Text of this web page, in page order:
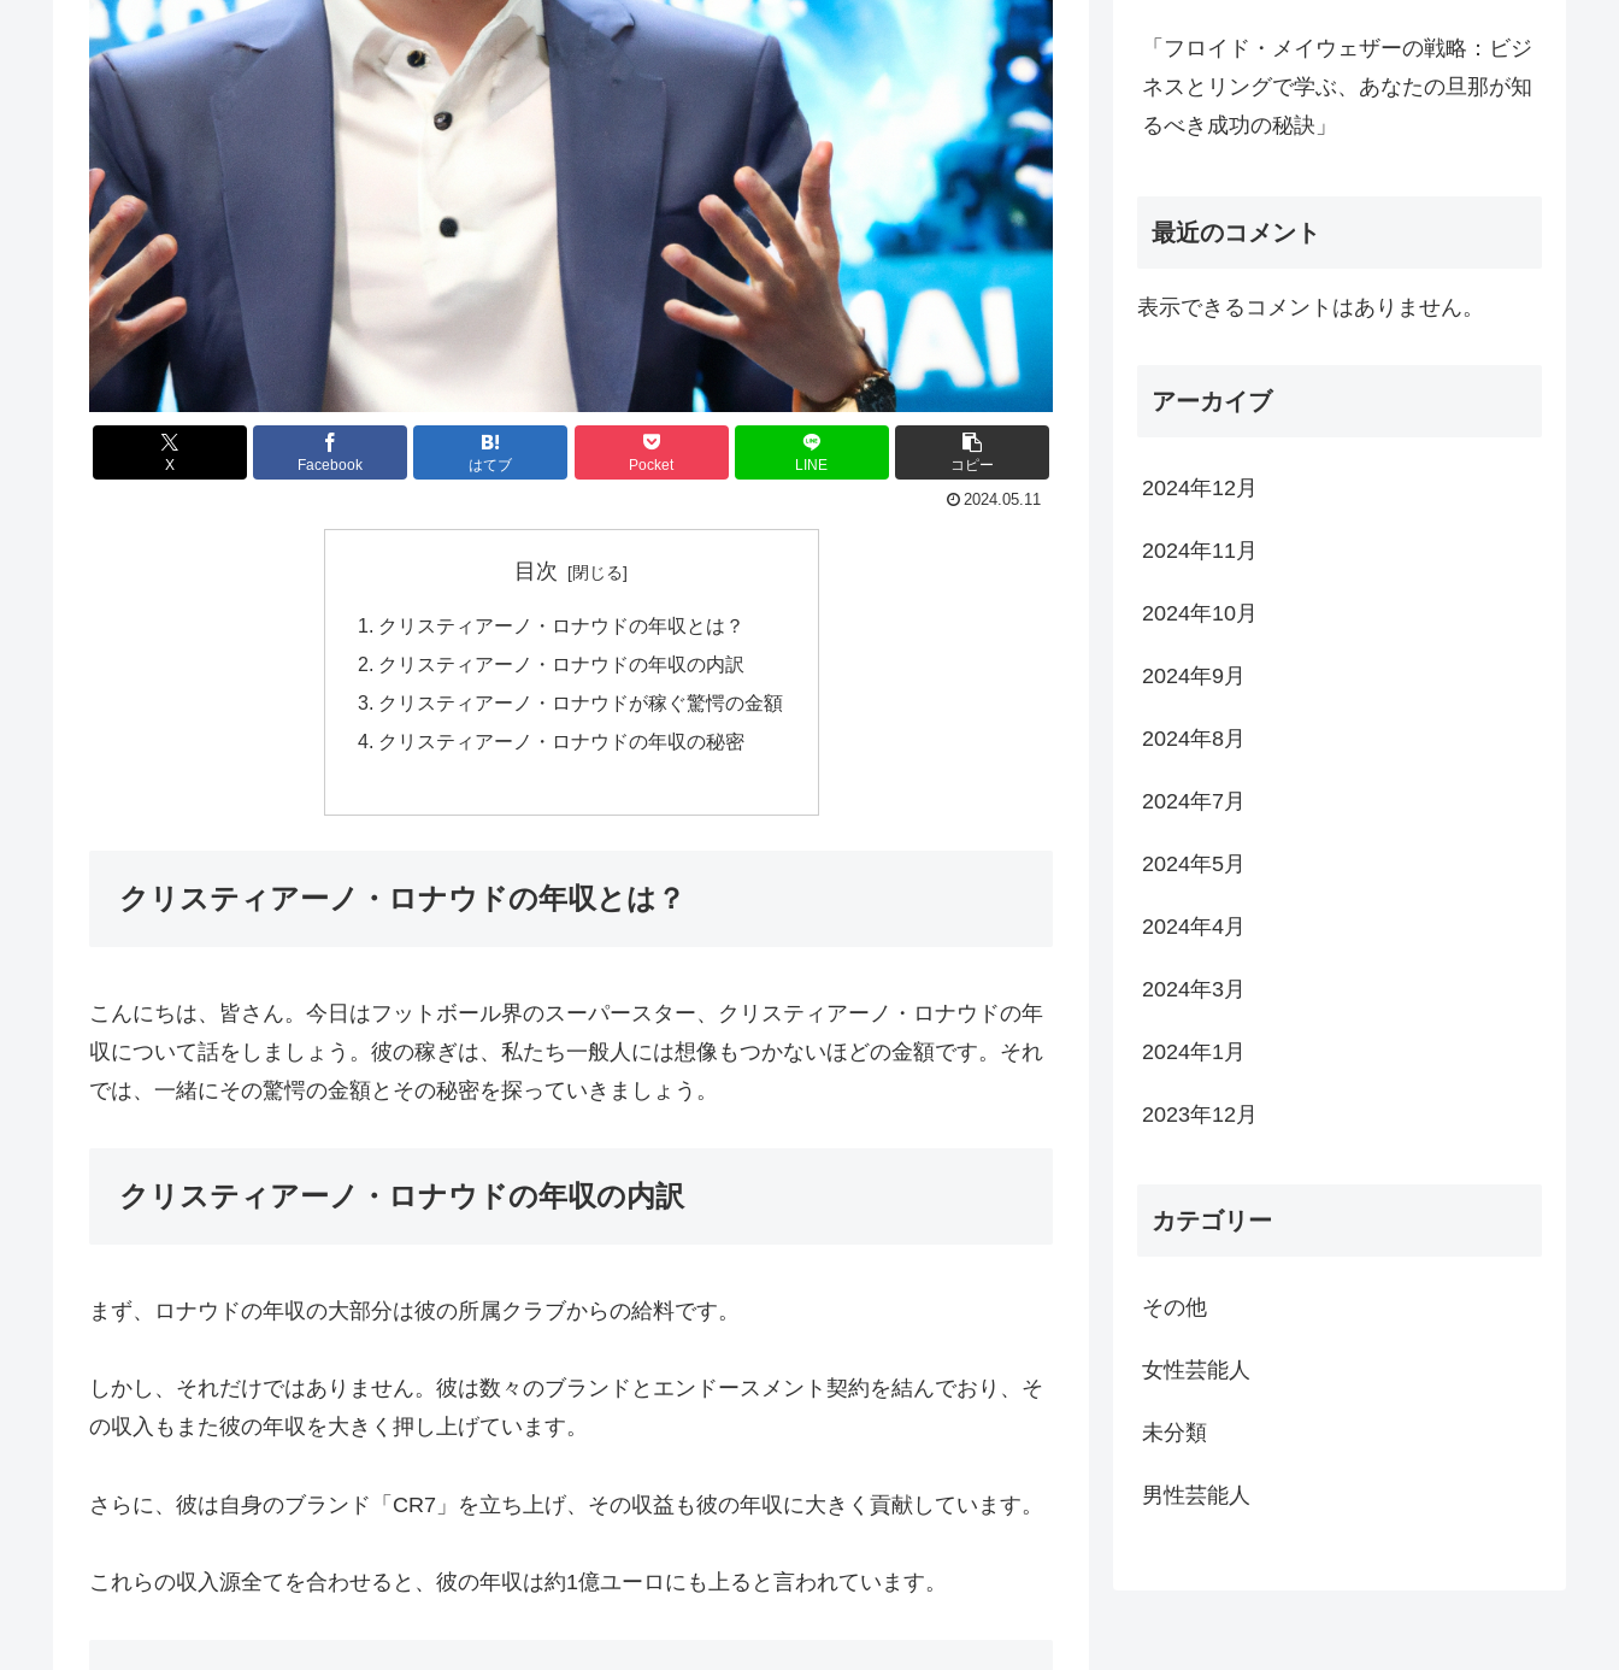
X Facebook はてブ Pocket LINE コピー
2024.05.11
目次
クリスティアーノ・ロナウドの年収とは？
クリスティアーノ・ロナウドの年収の内訳
クリスティアーノ・ロナウドが稼ぐ驚愕の金額
クリスティアーノ・ロナウドの年収の秘密
クリスティアーノ・ロナウドの年収とは？
こんにちは、皆さん。今日はフットボール界のスーパースター、クリスティアーノ・ロナウドの年
収について話をしましょう。彼の稼ぎは、私たち一般人には想像もつかないほどの金額です。それ
では、一緒にその驚愕の金額とその秘密を探っていきましょう。
クリスティアーノ・ロナウドの年収の内訳
まず、ロナウドの年収の大部分は彼の所属クラブからの給料です。
しかし、それだけではありません。彼は数々のブランドとエンドースメント契約を結んでおり、そ
の収入もまた彼の年収を大きく押し上げています。
さらに、彼は自身のブランド「CR7」を立ち上げ、その収益も彼の年収に大きく貢献しています。
これらの収入源全てを合わせると、彼の年収は約1億ユーロにも上ると言われています。
「フロイド・メイウェザーの戦略：ビジ
ネスとリングで学ぶ、あなたの旦那が知
るべき成功の秘訣」
最近のコメント
表示できるコメントはありません。
アーカイブ
2024年12月
2024年11月
2024年10月
2024年9月
2024年8月
2024年7月
2024年5月
2024年4月
2024年3月
2024年1月
2023年12月
カテゴリー
その他
女性芸能人
未分類
男性芸能人